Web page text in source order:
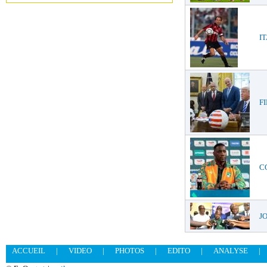
ACCUEIL | VIDEO | PHOTOS | EDITO | ANALYSE
|